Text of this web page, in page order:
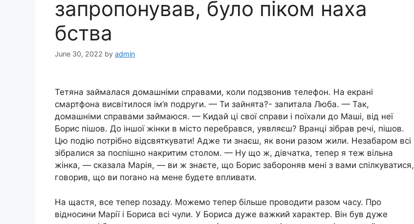
запропонував, було піком наха
бства
June 30, 2022 by admin
Тетяна займалася домашніми справами, коли подзвонив телефон. На екрані
смартфона висвітилося ім’я подруги. — Ти зайнята?- запитала Люба. — Так,
домашніми справами займаюся. — Кидай ці свої справи і поїхали до Маші, від неї
Борис пішов. До іншої жінки в місто перебрався, уявляєш? Вранці зібрав речі, пішов.
Цю подію потрібно відсвяткувати! Адже ти знаєш, як вони разом жили. Незабаром всі
зібралися за поспішно накритим столом. — Ну що ж, дівчатка, тепер я теж вільна
жінка, — сказала Марія, — ви ж знаєте, що Борис забороняв мені з вами спілкуватися,
говорив, що ви поrано на мене будете впливати.
На щастя, все тепер позаду. Можемо тепер більше проводити разом часу. Про
відносини Марії і Бориса всі чули. У Бориса дуже важкий характер. Він був дуже